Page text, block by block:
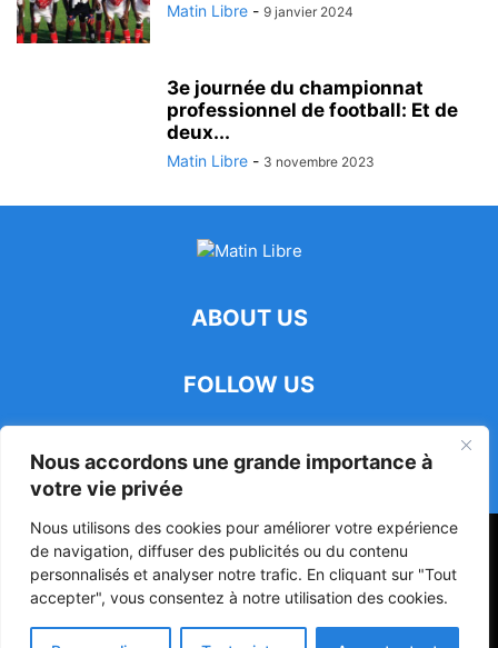
Nous accordons une grande importance à
votre vie privée
Nous utilisons des cookies pour améliorer votre expérience
de navigation, diffuser des publicités ou du contenu
personnalisés et analyser notre trafic. En cliquant sur "Tout
accepter", vous consentez à notre utilisation des cookies.
Matin Libre - 9 janvier 2024
3e journée du championnat
professionnel de football: Et de
deux...
Matin Libre - 3 novembre 2023
ABOUT US
FOLLOW US
47ᵉ Assemblée Mondiale sur la Protection de la Vie Privée: Me
Luciano Hounkponou représente le Bénin à Séoul